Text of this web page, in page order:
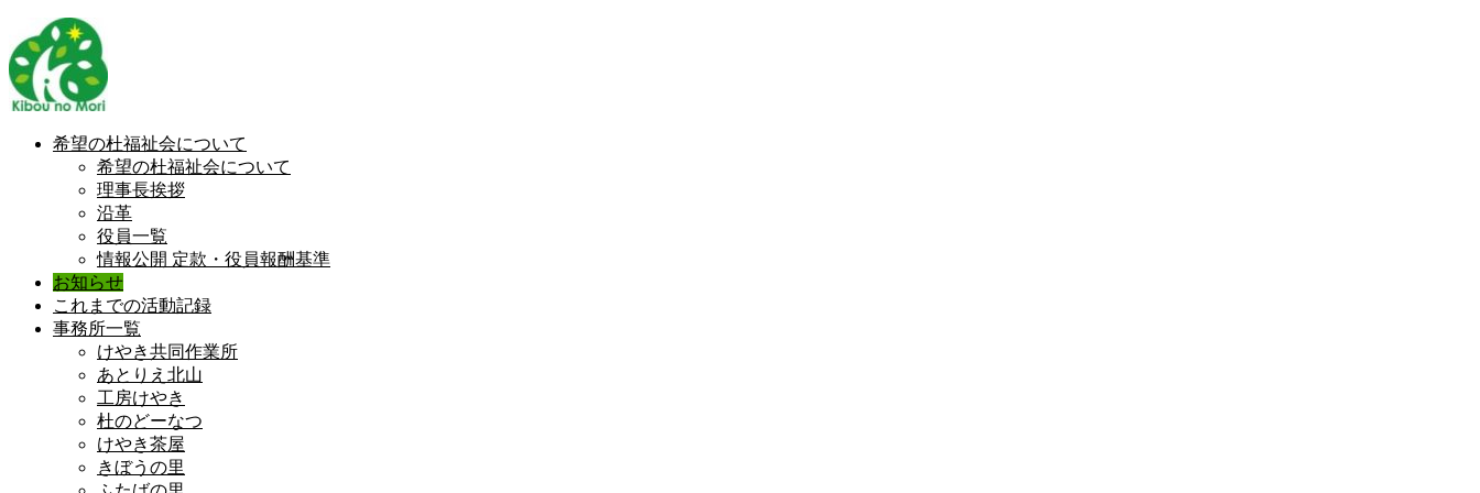
希望の杜福祉会について
希望の杜福祉会について
理事長挨拶
沿革
役員一覧
情報公開 定款・役員報酬基準
お知らせ
これまでの活動記録
事務所一覧
けやき共同作業所
あとりえ北山
工房けやき
杜のどーなつ
けやき茶屋
きぼうの里